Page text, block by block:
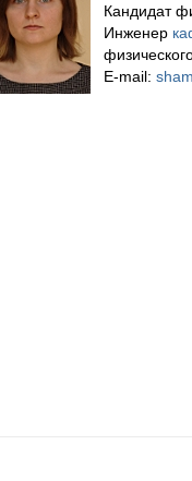
Кандидат
Инженер
E-mail: